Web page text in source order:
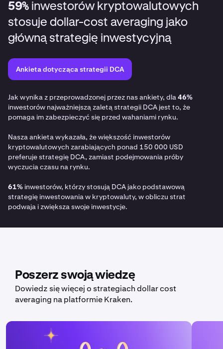
59% inwestorów kryptowalutowych
stosuje dollar-cost averaging jako
główną strategię inwestycyjną
Ankieta dotycząca strategii DCA
Jak wynika z przeprowadzonej przez nas ankiety, dla46%
inwestorów najważniejszą zaletą strategii DCA jest to, że
pomaga im zabezpieczyć się przed wahaniami rynku.
Nasza ankieta wykazała, że większość inwestorów
kryptowalutowych zarabiających ponad 150 000 USD
preferuje strategię DCA, zamiast podejmowania próby
wyczucia czasu na rynku.
61% inwestorów, którzy stosują DCA jako podstawową
strategię inwestowania w kryptowaluty, w obliczu strat
podwaja i zwiększa swoje inwestycje.
Poszerz swoją wiedzę
Dowiedz się więcej o strategiach dollar cost
averaging na platformie Kraken.